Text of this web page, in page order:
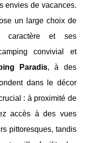
envies de vacances.
un large choix de
et ses
convivial et
Paradis, à des
dans le décor
: à proximité de
accès à des vues
pittoresques, tandis